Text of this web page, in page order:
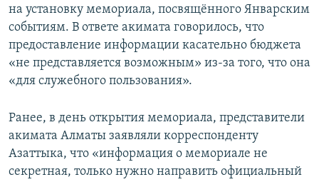
на установку мемориала, посвящённого Январским
событиям. В ответе акимата говорилось, что
предоставление информации касательно бюджета
«не представляется возможным» из-за того, что она
«для служебного пользования».
Ранее, в день открытия мемориала, представители
акимата Алматы заявляли корреспонденту
Азаттыка, что «информация о мемориале не
секретная, только нужно направить официальный